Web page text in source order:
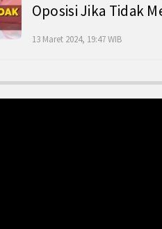
Oposisi Jika Tidak
13 Maret 2024, 19:47 WIB